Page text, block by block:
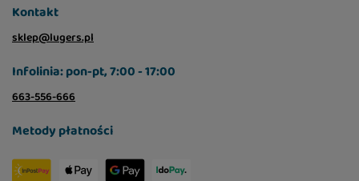
Kontakt
sklep@lugers.pl
Infolinia: pon-pt, 7:00 - 17:00
663-556-666
Metody płatności